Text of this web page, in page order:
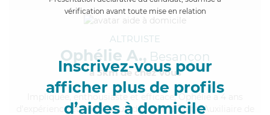
vérification avant toute mise en relation
Inscrivez-vous pour
afficher plus de profils
d’aides à domicile
ALTRUISTE
Ophélie A., Besançon
à 5km de chez Vous
, enthousiaste et efficace, Ophélie a 4 ans
d'expérience et possède un diplôme d'État d'Auxiliaire de